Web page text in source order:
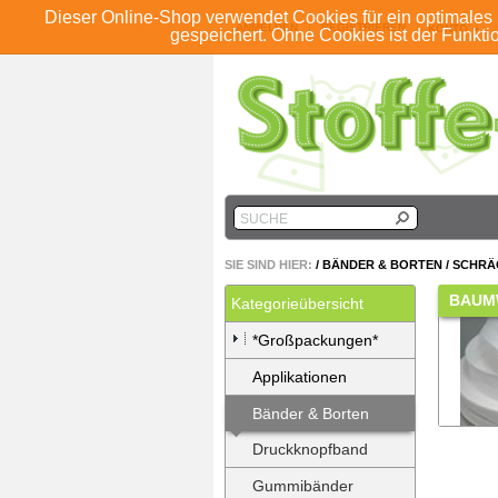
Dieser Online-Shop verwendet Cookies für ein
gespeichert. Ohne Cookies ist der
ANMELDEN REGISTRIEREN KONTO
SUCHE
SIE SIND HIER: / BÄNDER & BORTEN /
Kategorieübersicht
*Großpackungen*
Applikationen
Bänder & Borten
Druckknopfband
Gummibänder